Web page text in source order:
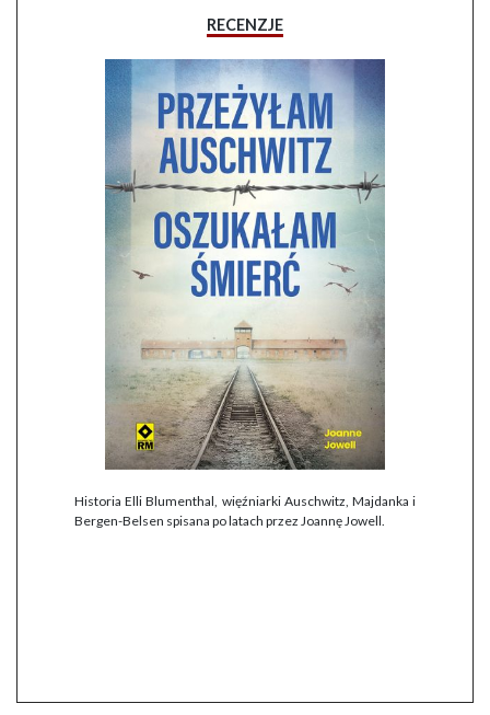
RECENZJE
Historia Elli Blumenthal, więźniarki Auschwitz, Majdanka i
Bergen-Belsen spisana po latach przez Joannę Jowell.